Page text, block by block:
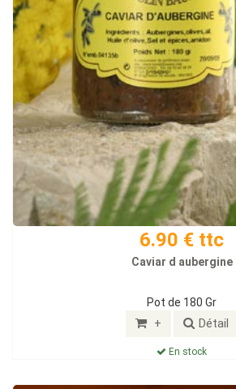
6.90 € ttc
Caviar d aubergine
Pot de 180 Gr
+ Détail
En stock